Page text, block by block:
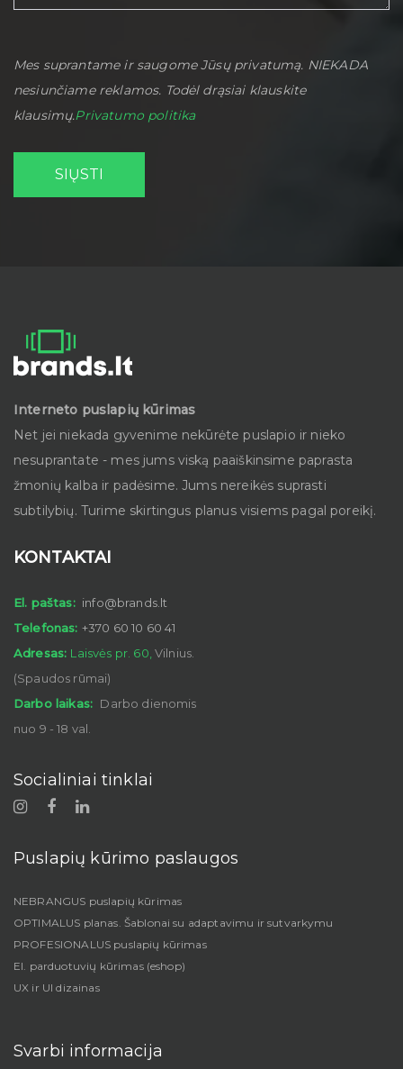
Mes suprantame ir saugome Jūsų privatumą. NIEKADA
nesiunčiame reklamos. Todėl drąsiai klauskite
klausimų.Privatumo politika
Interneto puslapių kūrimas
Net jei niekada gyvenime nekūrėte puslapio ir nieko
nesuprantate - mes jums viską paaiškinsime paprasta
žmonių kalba ir padėsime. Jums nereikės suprasti
subtilybių. Turime skirtingus planus visiems pagal poreikį.
KONTAKTAI
El. paštas: info@brands.lt
Telefonas: +370 60 10 60 41
Adresas: Laisvės pr. 60,Vilnius.
(Spaudos rūmai)
Darbo laikas: Darbo dienomis
nuo 9 - 18 val.
Socialiniai tinklai
Puslapių kūrimo paslaugos
NEBRANGUS puslapių kūrimas
OPTIMALUS planas. Šablonai su adaptavimu ir sutvarkymu
PROFESIONALUS puslapių kūrimas
El. parduotuvių kūrimas (eshop)
UX ir UI dizainas
Svarbi informacija